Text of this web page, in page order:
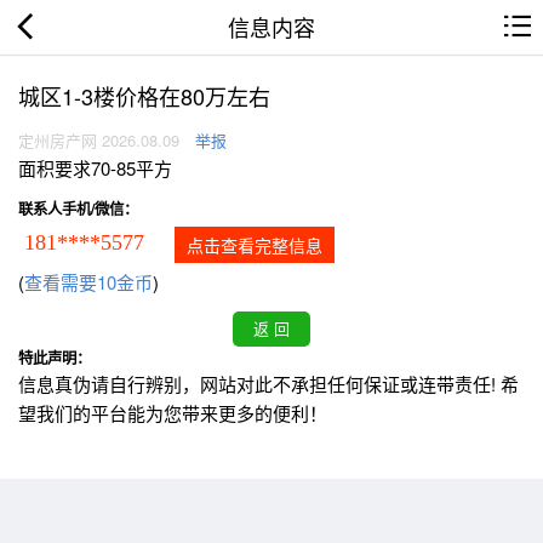
信息内容
城区1-3楼价格在80万左右
定州房产网 2026.08.09 举报
面积要求70-85平方
联系人手机/微信：
181****5577 点击查看完整信息
(查看需要10金币)
特此声明：
信息真伪请自行辨别，网站对此不承担任何保证或连带责任! 希
望我们的平台能为您带来更多的便利！